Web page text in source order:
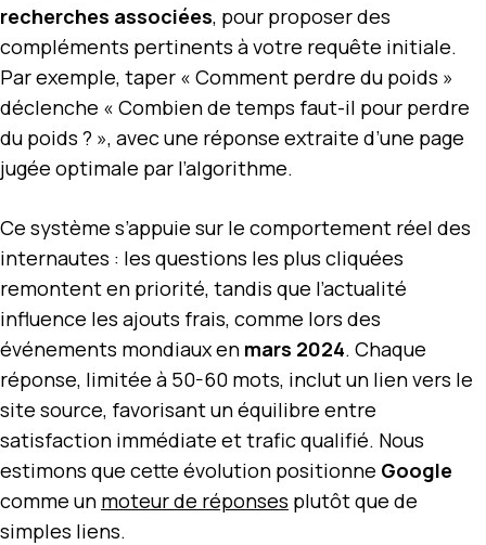
recherches associées, pour proposer des
compléments pertinents à votre requête initiale.
Par exemple, taper « Comment perdre du poids »
déclenche « Combien de temps faut-il pour perdre
du poids ? », avec une réponse extraite d’une page
jugée optimale par l’algorithme.
Ce système s’appuie sur le comportement réel des
internautes : les questions les plus cliquées
remontent en priorité, tandis que l’actualité
influence les ajouts frais, comme lors des
événements mondiaux en mars 2024. Chaque
réponse, limitée à 50-60 mots, inclut un lien vers le
site source, favorisant un équilibre entre
satisfaction immédiate et trafic qualifié. Nous
estimons que cette évolution positionne Google
comme un moteur de réponses plutôt que de
simples liens.